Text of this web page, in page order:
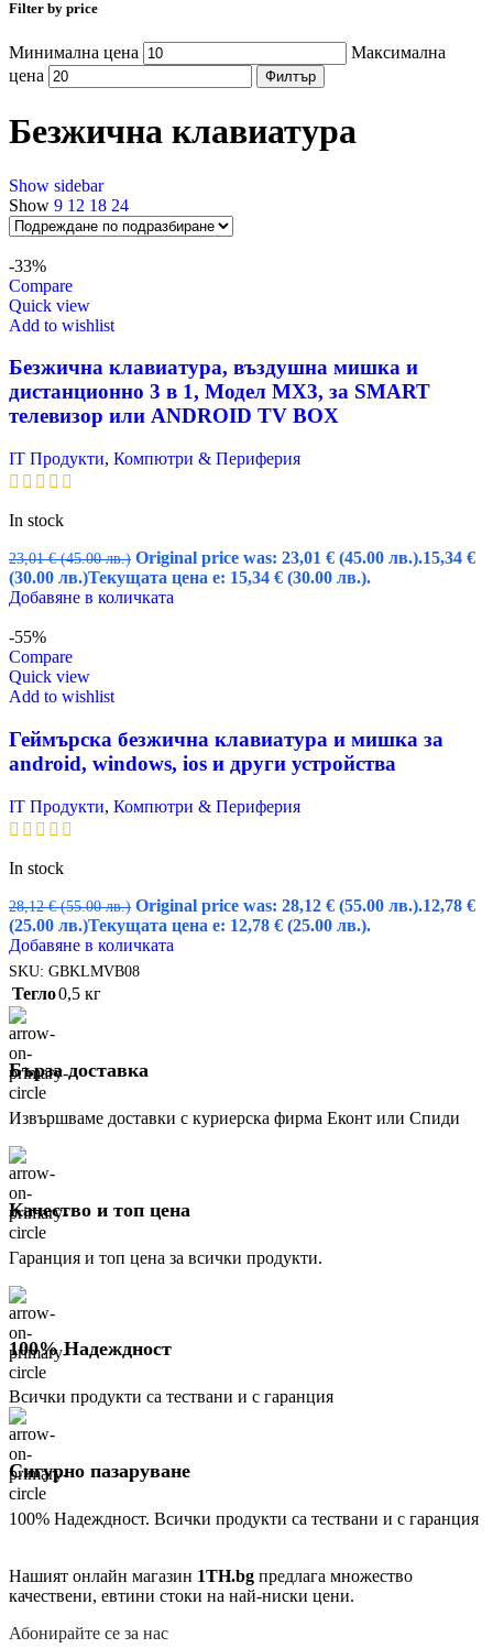
Filter by price
Минимална цена
Максимална
цена
Филтър
Безжична клавиатура
Show sidebar
Show 9 12 18 24
-33%
Compare
Quick view
Add to wishlist
Безжична клавиатура, въздушна мишка и
дистанционно 3 в 1, Модел MX3, за SMART
телевизор или ANDROID TV BOX
IT Продукти, Компютри & Периферия
In stock
23,01€ (45.00 лв.) Original price was: 23,01 € (45.00 лв.).15,34 €
(30.00 лв.)Текущата цена е: 15,34 € (30.00 лв.).
Добавяне в количката
-55%
Compare
Quick view
Add to wishlist
Геймърска безжична клавиатура и мишка за
android, windows, ios и други устройства
IT Продукти, Компютри & Периферия
In stock
28,12€ (55.00 лв.) Original price was: 28,12 € (55.00 лв.).12,78 €
(25.00 лв.)Текущата цена е: 12,78 € (25.00 лв.).
Добавяне в количката
SKU: GBKLMVB08
Тегло0,5 кг
Бърза доставка
Извършваме доставки с куриерска фирма Еконт или Спиди
Качество и топ цена
Гаранция и топ цена за всички продукти.
100% Надеждност
Всички продукти са тествани и с гаранция
Сигурно пазаруване
100% Надеждност. Всички продукти са тествани и с гаранция
Нашият онлайн магазин 1TH.bg предлага множество
качествени, евтини стоки на най-ниски цени.
Абонирайте се за нас